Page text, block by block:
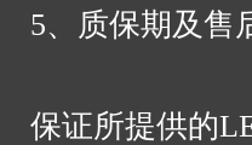
5、质保期及售
保证所提供的